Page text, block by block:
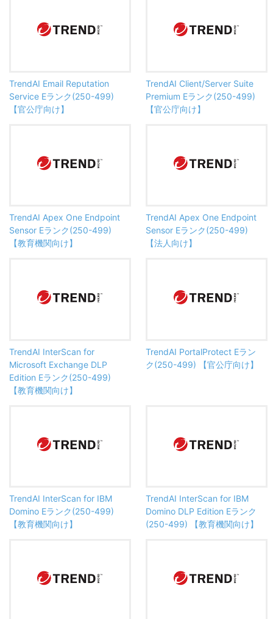
TrendAI Email Reputation
Service Eランク(250-499)
【官公庁向け】
TrendAI Client/Server Suite
Premium Eランク(250-499)
【官公庁向け】
TrendAI Apex One Endpoint
Sensor Eランク(250-499)
【教育機関向け】
TrendAI Apex One Endpoint
Sensor Eランク(250-499)
【法人向け】
TrendAI InterScan for
Microsoft Exchange DLP
Edition Eランク(250-499)
【教育機関向け】
TrendAI PortalProtect Eラン
ク(250-499) 【官公庁向け】
TrendAI InterScan for IBM
Domino Eランク(250-499)
【教育機関向け】
TrendAI InterScan for IBM
Domino DLP Edition Eランク
(250-499) 【教育機関向け】